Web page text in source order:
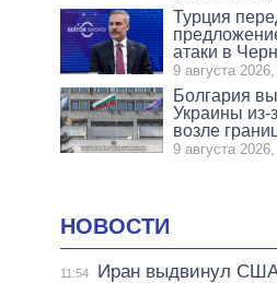
Турция
атаки в
9 августа
Болгария
Украины из-
возле
9 августа
НОВОСТИ
11:54
Иран выдвинул